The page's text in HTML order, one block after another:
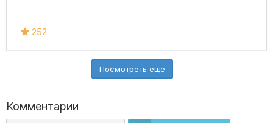
252
Посмотреть ещё
Комментарии